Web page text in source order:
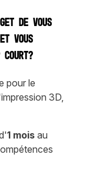
de vous
vous
court?
pour le
3D,
1 moisau